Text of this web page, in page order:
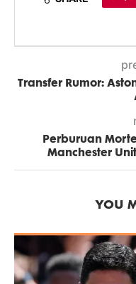
Transfer Rumor:
Perburuan
Manchester
YOU